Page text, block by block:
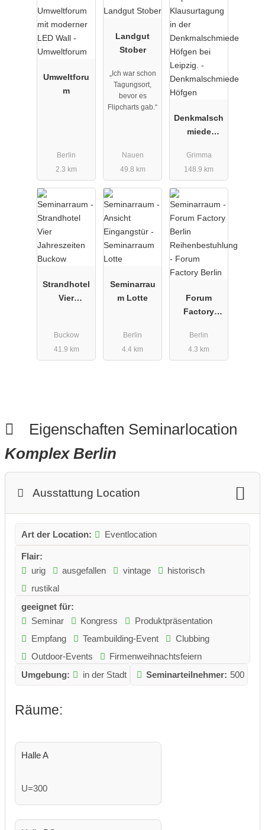
Umweltforu
m
Berlin
2.3 km
Landgut
Stober
„Ich war schon
Tagungsort,
bevor es
Flipcharts gab.“
Nauen
49.8 km
Denkmalsch
miede
Grimma
148.9 km
Strandhotel
Vier
Buckow
41.9 km
Seminarrau
m Lotte
Berlin
4.4 km
Forum
Factory
Berlin
4.3 km
Eigenschaften Seminarlocation
Komplex Berlin
Ausstattung Location
Art der Location: Eventlocation
Flair:
urig
ausgefallen vintage
historisch
rustikal
geeignet für:
Seminar
Kongress
Produktpräsentation
Empfang
Teambuilding-Event
Clubbing
Outdoor-Events
Firmenweihnachtsfeiern
Umgebung:
in der Stadt Seminarteilnehmer: 500
Räume:
Halle A
U=300